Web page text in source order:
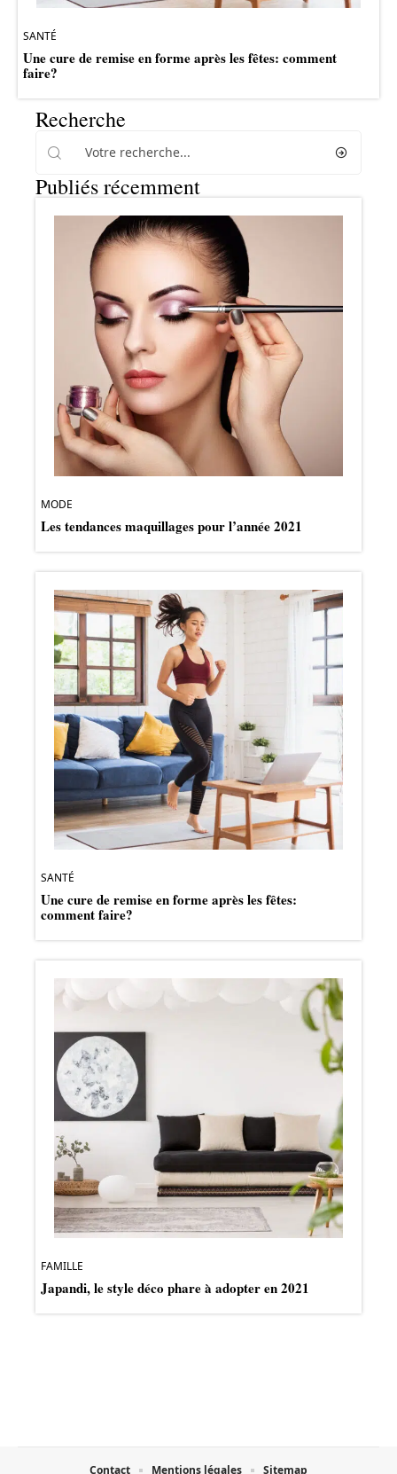
SANTÉ
Une cure de remise en forme après les fêtes: comment
faire?
Recherche
Publiés récemment
MODE
Les tendances maquillages pour l’année 2021
SANTÉ
Une cure de remise en forme après les fêtes:
comment faire?
FAMILLE
Japandi, le style déco phare à adopter en 2021
Contact Mentions légales Sitemap